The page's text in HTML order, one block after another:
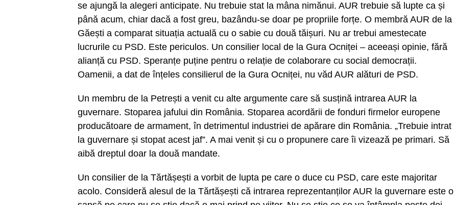
se ajungă la alegeri anticipate. Nu trebuie stat la mâna nimănui. AUR trebuie să lupte ca și
până acum, chiar dacă a fost greu, bazându-se doar pe propriile forțe. O membră AUR de la
Găești a comparat situația actuală cu o sabie cu două tăișuri. Nu ar trebui amestecate
lucrurile cu PSD. Este periculos. Un consilier local de la Gura Ocniței – aceeași opinie, fără
alianță cu PSD. Speranțe puține pentru o relație de colaborare cu social democrații.
Oamenii, a dat de înțeles consilierul de la Gura Ocniței, nu văd AUR alături de PSD.
Un membru de la Petrești a venit cu alte argumente care să susțină intrarea AUR la
guvernare. Stoparea jafului din România. Stoparea acordării de fonduri firmelor europene
producătoare de armament, în detrimentul industriei de apărare din România. „Trebuie intrat
la guvernare și stopat acest jaf”. A mai venit și cu o propunere care îi vizează pe primari. Să
aibă dreptul doar la două mandate.
Un consilier de la Tărtășești a vorbit de lupta pe care o duce cu PSD, care este majoritar
acolo. Consideră alesul de la Tărtășești că intrarea reprezentanților AUR la guvernare este o